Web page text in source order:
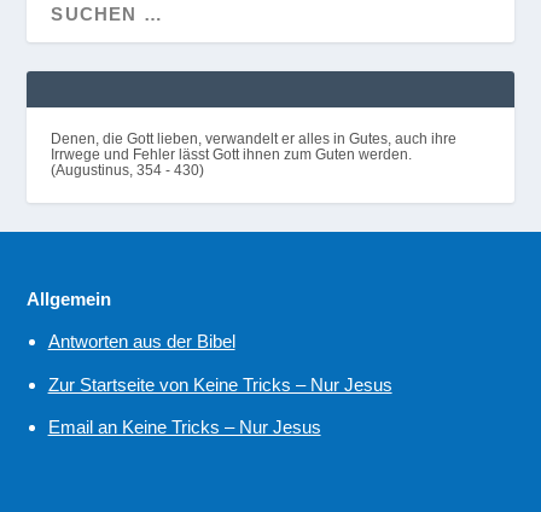
Denen, die Gott lieben, verwandelt er alles in Gutes, auch ihre
Irrwege und Fehler lässt Gott ihnen zum Guten werden.
(Augustinus, 354 - 430)
Allgemein
Antworten aus der Bibel
Zur Startseite von Keine Tricks – Nur Jesus
Email an Keine Tricks – Nur Jesus